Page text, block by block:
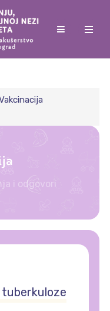
i odgovori
tuberkuloze